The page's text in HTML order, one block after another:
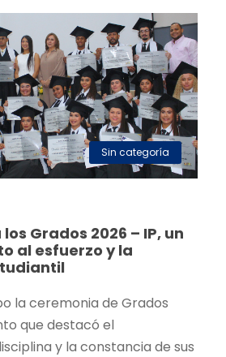
Sin categoría
Grados 2026 – IP, un
al esfuerzo y la
la ceremonia de Grados
que destacó el
y la constancia de sus